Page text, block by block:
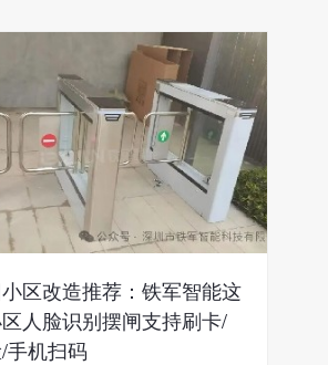
区改造推荐：铁军智能这
人脸识别摆闸支持刷卡/
手机扫码